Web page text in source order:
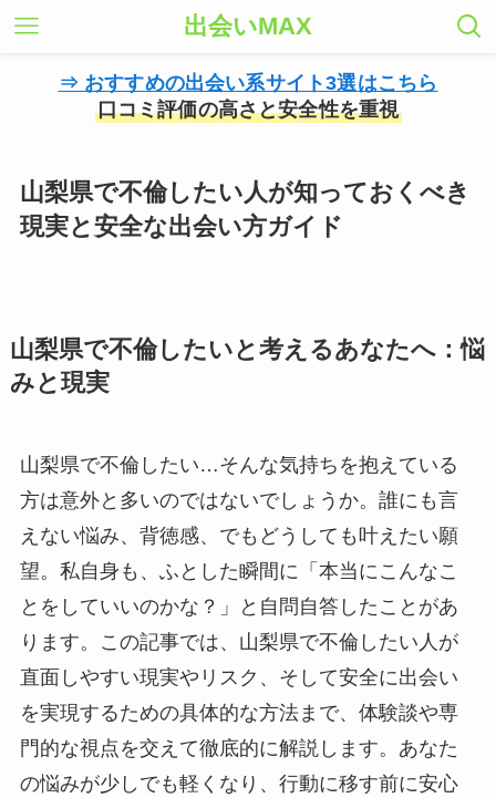
出会いMAX
⇒ おすすめの出会い系サイト3選はこちら
口コミ評価の高さと安全性を重視
山梨県で不倫したい人が知っておくべき
現実と安全な出会い方ガイド
山梨県で不倫したいと考えるあなたへ：悩
みと現実
山梨県で不倫したい…そんな気持ちを抱えている
方は意外と多いのではないでしょうか。誰にも言
えない悩み、背徳感、でもどうしても叶えたい願
望。私自身も、ふとした瞬間に「本当にこんなこ
とをしていいのかな？」と自問自答したことがあ
ります。この記事では、山梨県で不倫したい人が
直面しやすい現実やリスク、そして安全に出会い
を実現するための具体的な方法まで、体験談や専
門的な視点を交えて徹底的に解説します。あなた
の悩みが少しでも軽くなり、行動に移す前に安心